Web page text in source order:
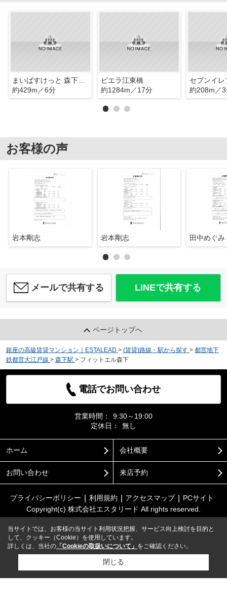
まいばすけっと 森下駅南店
約429m／6分
ビエラ江東橋
約1284m／17分
セブンイ
約208m／
お客様の声
岩本剛志 岩本剛志 田中めぐみ
メールで共有する LINEで共有する
ページトップへ
銀座の高級賃貸マンション｜ESTALEAD > (賃貸)路線・駅から探す > 都営地下
鉄都営大江戸線 > 森下駅 > フィットエル森下
電話でお問い合わせ
営業時間：
9:30～19:00
定休日：
無し
ホーム 会社概要
お問い合わせ 来店予約
プライバシーポリシー 利用規約 アクセスマップ
PCサイト
Copyright(c) 株式会社エスタリード All rights reserved.
当サイトでは、お客様の当サイト利用状況把握、サービス向上検討を目的と
して、クッキー（Cookie）を使用しています。
詳しくは、当社の 「Cookieの取扱いについて」 をご確認ください。
閉じる